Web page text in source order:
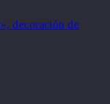
decoración de